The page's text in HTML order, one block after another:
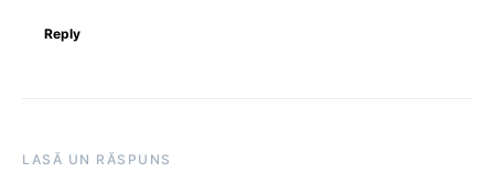
Reply
LASĂ UN RĂSPUNS